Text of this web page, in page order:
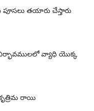
పూసలు తయారు చేస్తారు
వ్యాధి యొక్క
రాయి